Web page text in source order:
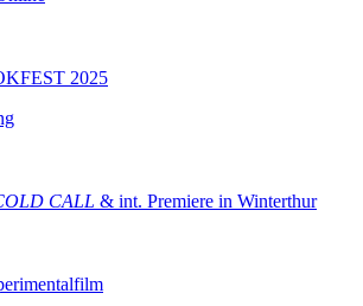
2025
CALL & int. Premiere in Winterthur